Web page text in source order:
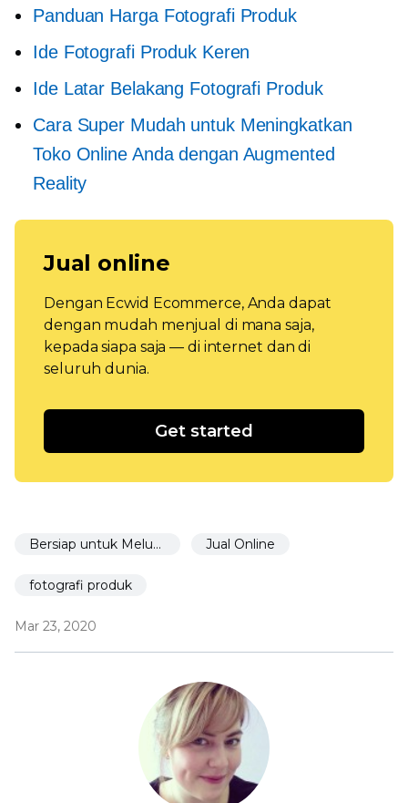
Panduan Harga Fotografi Produk
Ide Fotografi Produk Keren
Ide Latar Belakang Fotografi Produk
Cara Super Mudah untuk Meningkatkan
Toko Online Anda dengan Augmented
Reality
Jual online
Dengan Ecwid Ecommerce, Anda dapat
dengan mudah menjual di mana saja,
kepada siapa saja — di internet dan di
seluruh dunia.
Get started
Bersiap untuk Meluncurkan Jual Online
fotografi produk
Mar 23, 2020